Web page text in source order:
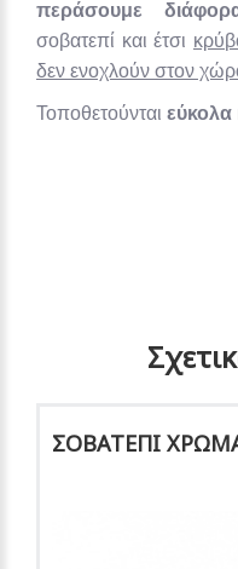
περάσουμε
σοβατεπί και έτσι
δεν ενοχλούν στον
Τοποθετούνται εύκολα
ΣΟΒΑΤΕΠΙ